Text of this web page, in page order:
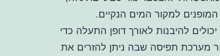
למקור המים הנקיים.
להיבנות לאורך דופן התעלה כדי
מערכת תפיסה שבה ניתן להזרים את